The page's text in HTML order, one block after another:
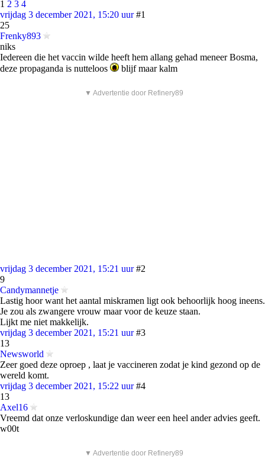
1 2 3 4
vrijdag 3 december 2021, 15:20 uur #1
25
Frenky893
niks
Iedereen die het vaccin wilde heeft hem allang gehad meneer Bosma,
deze propaganda is nutteloos
blijf maar kalm
▼ Advertentie door Refinery89
vrijdag 3 december 2021, 15:21 uur #2
9
Candymannetje
Lastig hoor want het aantal miskramen ligt ook behoorlijk hoog ineens.
Je zou als zwangere vrouw maar voor de keuze staan.
Lijkt me niet makkelijk.
vrijdag 3 december 2021, 15:21 uur #3
13
Newsworld
Zeer goed deze oproep , laat je vaccineren zodat je kind gezond op de
wereld komt.
vrijdag 3 december 2021, 15:22 uur #4
13
Axel16
Vreemd dat onze verloskundige dan weer een heel ander advies geeft.
w00t
▼ Advertentie door Refinery89